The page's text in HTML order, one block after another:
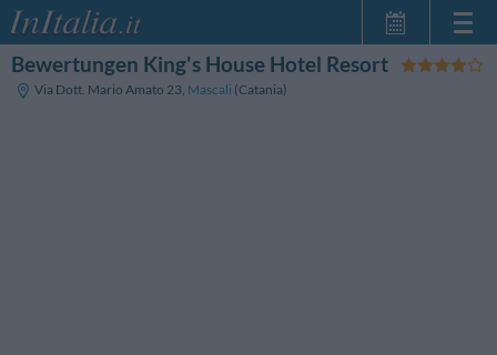
Startseite
Bewertungen King's House Hotel Resort
Via Dott. Mario Amato 23, Mascali (Catania)